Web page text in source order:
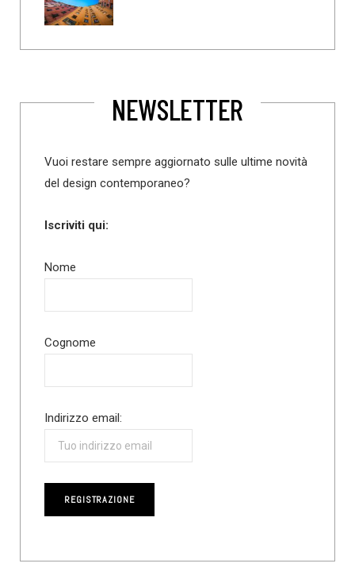
NEWSLETTER
Vuoi restare sempre aggiornato sulle ultime novità
del design contemporaneo?
Iscriviti qui:
Nome
Cognome
Indirizzo email: